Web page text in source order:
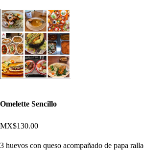
Omelette Sencillo
MX$130.00
3 huevos con queso acompañado de papa